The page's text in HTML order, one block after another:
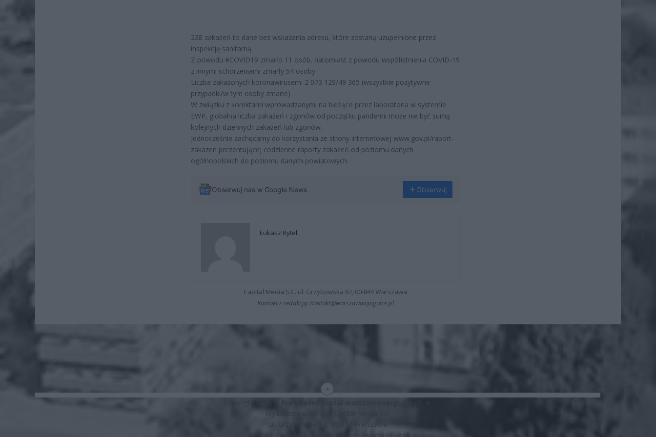
238 zakażeń to dane bez wskazania adresu, które zostaną uzupełnione przez
inspekcję sanitarną.
Z powodu #COVID19 zmarło 11 osób, natomiast z powodu współistnienia COVID-19
z innymi schorzeniami zmarły 54 osoby.
Liczba zakażonych koronawirusem: 2 073 129/49 365 (wszystkie pozytywne
przypadki/w tym osoby zmarłe).
W związku z korektami wprowadzanymi na bieżąco przez laboratoria w systemie
EWP, globalna liczba zakażeń i zgonów od początku pandemii może nie być sumą
kolejnych dziennych zakażeń lub zgonów.
Jednocześnie zachęcamy do korzystania ze strony internetowej www.gov.pl/raport-
zakazen prezentującej codzienne raporty zakażeń od poziomu danych
ogólnopolskich do poziomu danych powiatowych.
Obserwuj nas w Google News Obserwuj
Łukasz Rytel
Capital Media S.C. ul. Grzybowska 87, 00-844 Warszawa
Kontakt z redakcją: Kontakt@warszawawpigulce.pl
Kontakt z redakcją:
Kontakt@warszawawpigulce.pl